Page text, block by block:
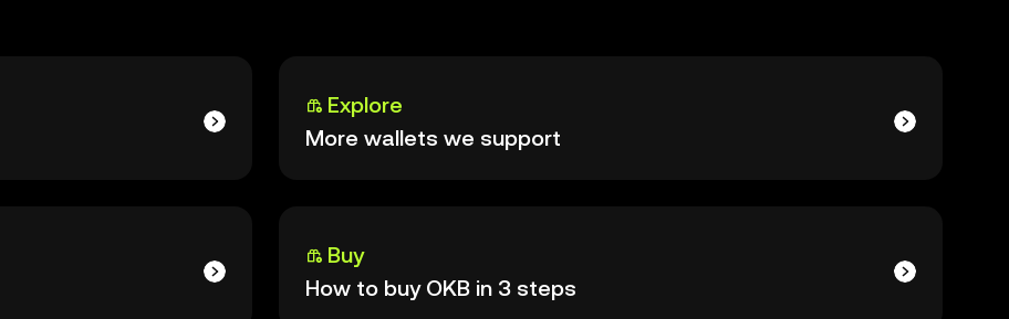
Explore
More wallets we support
Buy
How to buy OKB in 3 steps